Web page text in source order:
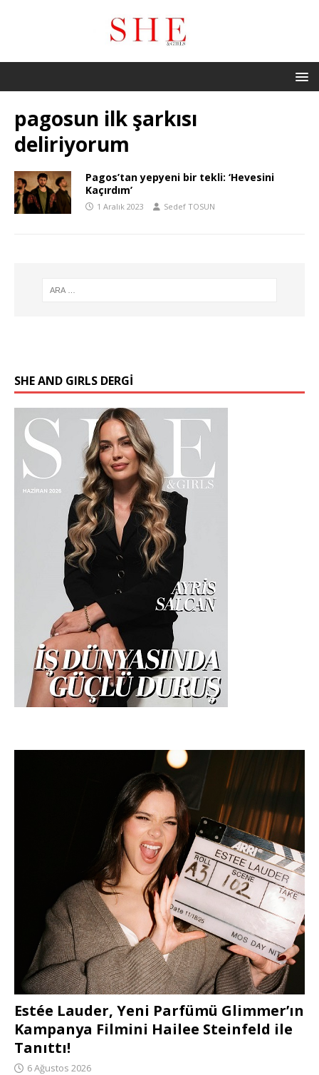
pagosun ilk şarkısı
deliriyorum
Pagos’tan yepyeni bir tekli: ‘Hevesini
Kaçırdım’
1 Aralık 2023 Sedef TOSUN
SHE AND GIRLS DERGİ
Estée Lauder, Yeni Parfümü Glimmer’ın
Kampanya Filmini Hailee Steinfeld ile
Tanıttı!
6 Ağustos 2026